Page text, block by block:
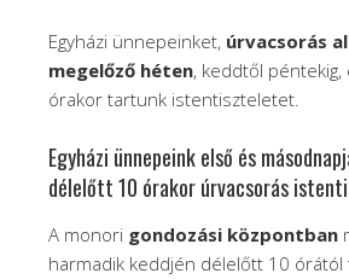
Egyházi ünnepeinket, úrvacsorás
megelőző héten, keddtől
órakor tartunk istentiszteletet.
Egyházi ünnepeink első és
délelőtt 10 órakor úrvacsorás
A monori gondozási központban
harmadik keddjén délelőtt 10 órától